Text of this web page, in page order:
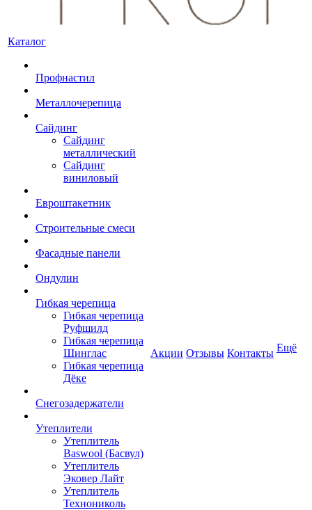
Каталог
Профнастил
Металлочерепица
Сайдинг
Сайдинг
металлический
Сайдинг
виниловый
Евроштакетник
Строительные смеси
Фасадные панели
Ондулин
Гибкая черепица
Гибкая черепица
Руфшилд
Гибкая черепица
Шинглас
Гибкая черепица
Дёке
Снегозадержатели
Утеплители
Утеплитель
Baswool (Басвул)
Утеплитель
Эковер Лайт
Утеплитель
Технониколь
Акции Отзывы Контакты Ещё